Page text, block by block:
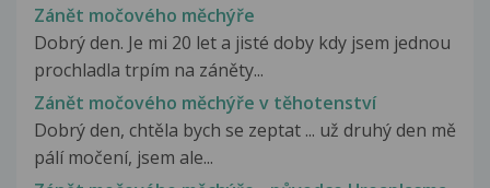
Zánět močového měchýře
Dobrý den. Je mi 20 let a jisté doby kdy jsem jednou
prochladla trpím na záněty...
Zánět močového měchýře v těhotenství
Dobrý den, chtěla bych se zeptat ... už druhý den mě
pálí močení, jsem ale...